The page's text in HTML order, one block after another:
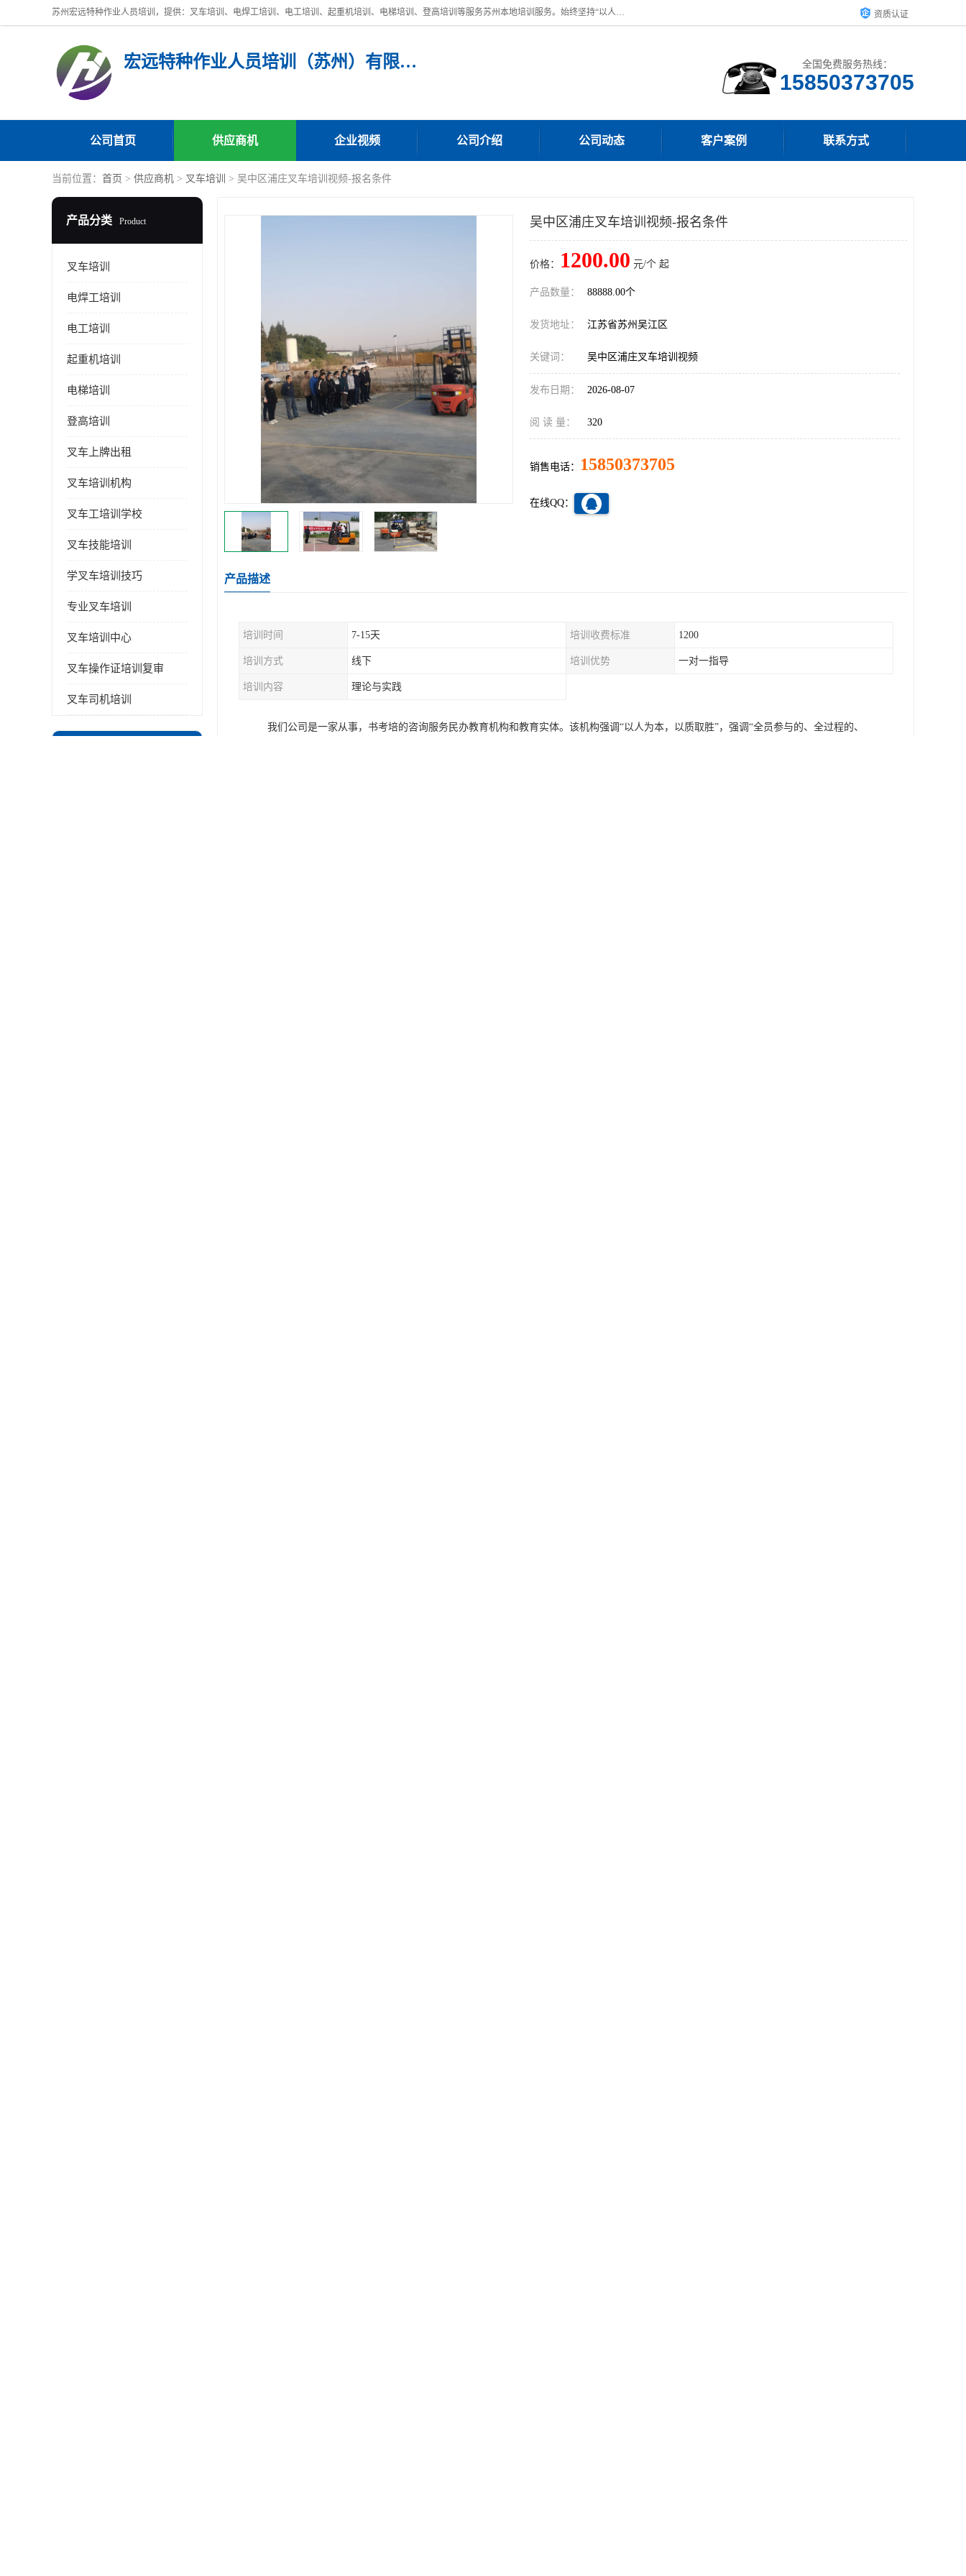
苏州宏远特种作业人员培训，提供：叉车培训、电焊工培训、电工培训、起重机培训、电梯培训、登高培训等服务苏州本地培训服务。始终坚持“以人为本，质量立校”的办学思想，以培养社会应用型人才为己任，明码收费，诚实守信，中途不收任何费用。随到随学，学会为止，一期未学会者免费再学，直到学会为止。 资质认证
宏远特种作业人员培训（苏州）有限公司 全国免费服务热线：
15850373705
公司首页 供应商机 企业视频 公司介绍 公司动态 客户案例 联系方式
当前位置： 首页 > 供应商机 > 叉车培训 > 吴中区浦庄叉车培训视频-报名条件
产品分类 Product
叉车培训
电焊工培训
电工培训
起重机培训
电梯培训
登高培训
叉车上牌出租
叉车培训机构
叉车工培训学校
叉车技能培训
学叉车培训技巧
专业叉车培训
叉车培训中心
叉车操作证培训复审
叉车司机培训
吴中区浦庄叉车培训视频-报名条件
价格： 1200.00 元/个 起
产品数量： 88888.00个
发货地址： 江苏省苏州吴江区
关键词： 吴中区浦庄叉车培训视频
发布日期： 2026-08-07
阅 读 量： 320
销售电话： 15850373705
在线QQ：
产品描述
培训时间 7-15天 培训收费标准 1200
培训方式 线下 培训优势 一对一指导
培训内容 理论与实践
我们公司是一家从事，书考培的咨询服务民办教育机构和教育实体。该机构强调“以人为本，以质取胜”，强调“全员参与的、全过程的、